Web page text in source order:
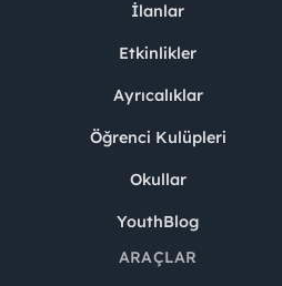
İlanlar
Etkinlikler
Ayrıcalıklar
Öğrenci Kulüpleri
Okullar
YouthBlog
ARAÇLAR